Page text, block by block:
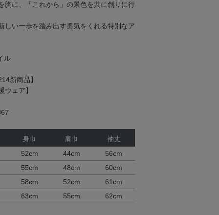
胸に、「これから」の景色を共に創りに行
しい一歩を踏み出す勇気をくれる特別なア
ル
新商品】
ウェア】
身巾 肩巾
袖丈
52cm
44cm
56cm
55cm
48cm
60cm
58cm
52cm
61cm
63cm
55cm 62cm